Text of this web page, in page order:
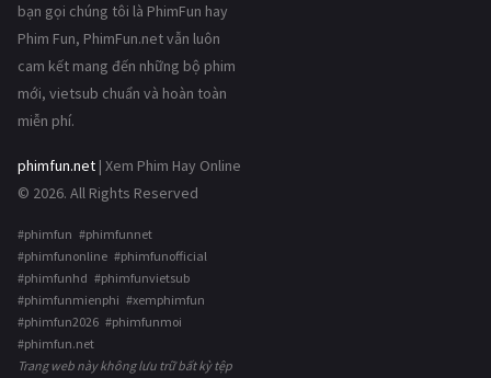
bạn gọi chúng tôi là PhimFun hay
Phim Fun, PhimFun.net vẫn luôn
cam kết mang đến những bộ phim
mới, vietsub chuẩn và hoàn toàn
miễn phí.
phimfun.net | Xem Phim Hay Online
© 2026. All Rights Reserved
#phimfun #phimfunnet
#phimfunonline #phimfunofficial
#phimfunhd #phimfunvietsub
#phimfunmienphi #xemphimfun
#phimfun2026 #phimfunmoi
#phimfun.net
Trang web này không lưu trữ bất kỳ tệp